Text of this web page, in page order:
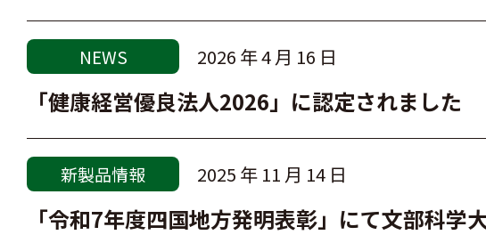
NEWS 2026 年 4 月 16 日
「健康経営優良法人2026」に認定されました
新製品情報 2025 年 11 月 14 日
「令和7年度四国地方発明表彰」にて文部科学